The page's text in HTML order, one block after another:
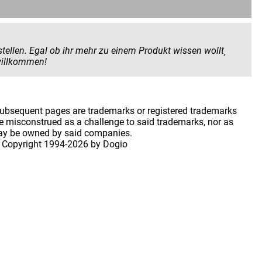
wissen wollt¸
wollt. Hier seid ihr herzlich willkommen!
pages are trademarks or registered trademarks
as a challenge to said trademarks, nor as
be owned by said companies.
1994-2026 by Dogio